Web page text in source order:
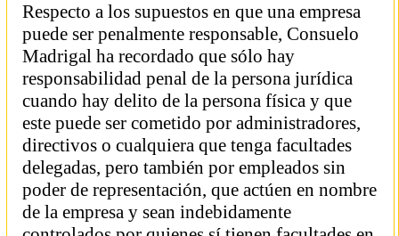
Respecto a los supuestos en que una empresa
puede ser penalmente responsable, Consuelo
Madrigal ha recordado que sólo hay
responsabilidad penal de la persona jurídica
cuando hay delito de la persona física y que
este puede ser cometido por administradores,
directivos o cualquiera que tenga facultades
delegadas, pero también por empleados sin
poder de representación, que actúen en nombre
de la empresa y sean indebidamente